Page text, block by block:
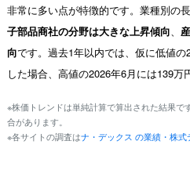
非常に多い点が特徴的です。業種別の
子部品商社の分野は大きな上昇傾向、
向です。過去1年以内では、仮に低値
した場合、高値の2026年6月には139万
※株価トレンドは単純計算で算出された結果
合があります。
※各サイトの調査はナ・デックス の業績・株式